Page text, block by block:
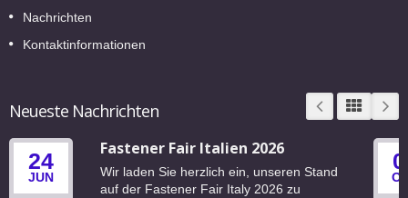
Nachrichten
Kontaktinformationen
Neueste Nachrichten
24
JUN
Fastener Fair Italien 2026
Wir laden Sie herzlich ein, unseren Stand
auf der Fastener Fair Italy 2026 zu